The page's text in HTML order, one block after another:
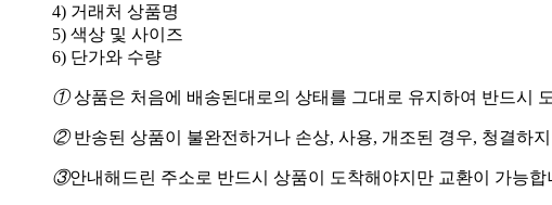
4) 거래처 상품명
5) 색상 및 사이즈
6) 단가와 수량
①상품은 처음에 배송된대로의 상태를 그대로 유지하여 반드시
②반송된 상품이 불완전하거나 손상, 사용, 개조된 경우, 청결하
③안내해드린 주소로 반드시 상품이 도착해야지만 교환이 가능합